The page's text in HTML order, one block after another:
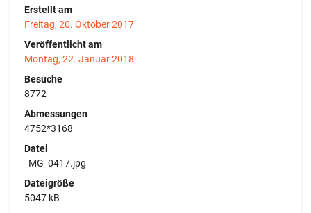
Erstellt am
Freitag, 20. Oktober 2017
Veröffentlicht am
Montag, 22. Januar 2018
Besuche
8772
Abmessungen
4752*3168
Datei
_MG_0417.jpg
Dateigröße
5047 kB